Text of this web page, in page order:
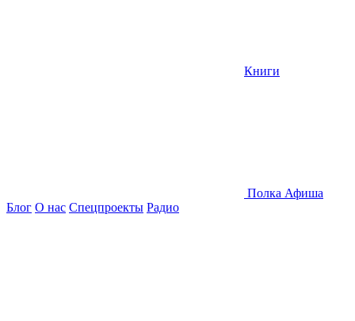
Книги
Полка Афиша
Блог О нас Спецпроекты Радио